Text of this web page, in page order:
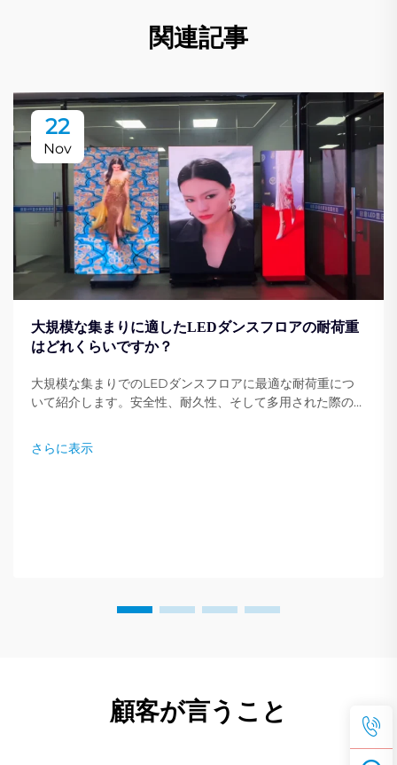
関連記事
22
Nov
大規模な集まりに適したLEDダンスフロアの耐荷重
はどれくらいですか？
大規模な集まりでのLEDダンスフロアに最適な耐荷重につ
いて紹介します。安全性、耐久性、そして多用された際の性
さらに表示
顧客が言うこと